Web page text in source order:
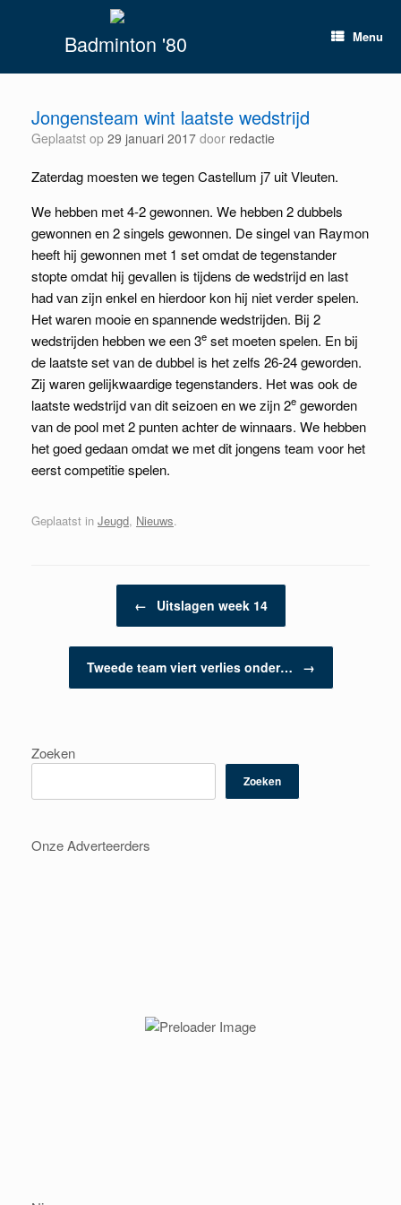
Badminton '80 Menu
Jongensteam wint laatste wedstrijd
Geplaatst op 29 januari 2017 door redactie
Zaterdag moesten we tegen Castellum j7 uit Vleuten.
We hebben met 4-2 gewonnen. We hebben 2 dubbels
gewonnen en 2 singels gewonnen. De singel van Raymon
heeft hij gewonnen met 1 set omdat de tegenstander
stopte omdat hij gevallen is tijdens de wedstrijd en last
had van zijn enkel en hierdoor kon hij niet verder spelen.
Het waren mooie en spannende wedstrijden. Bij 2
wedstrijden hebben we een 3e set moeten spelen. En bij
de laatste set van de dubbel is het zelfs 26-24 geworden.
Zij waren gelijkwaardige tegenstanders. Het was ook de
laatste wedstrijd van dit seizoen en we zijn 2e geworden
van de pool met 2 punten achter de winnaars. We hebben
het goed gedaan omdat we met dit jongens team voor het
eerst competitie spelen.
Geplaatst in Jeugd, Nieuws.
← Uitslagen week 14
Tweede team viert verlies onder… →
Zoeken
Zoeken
Onze Adverteerders